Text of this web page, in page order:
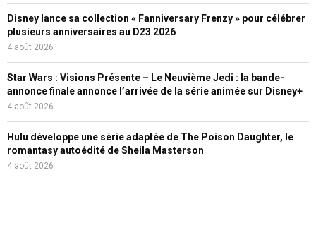
Disney lance sa collection « Fanniversary Frenzy » pour célébrer
plusieurs anniversaires au D23 2026
4 août 2026
Star Wars : Visions Présente – Le Neuvième Jedi : la bande-
annonce finale annonce l’arrivée de la série animée sur Disney+
4 août 2026
Hulu développe une série adaptée de The Poison Daughter, le
romantasy autoédité de Sheila Masterson
4 août 2026